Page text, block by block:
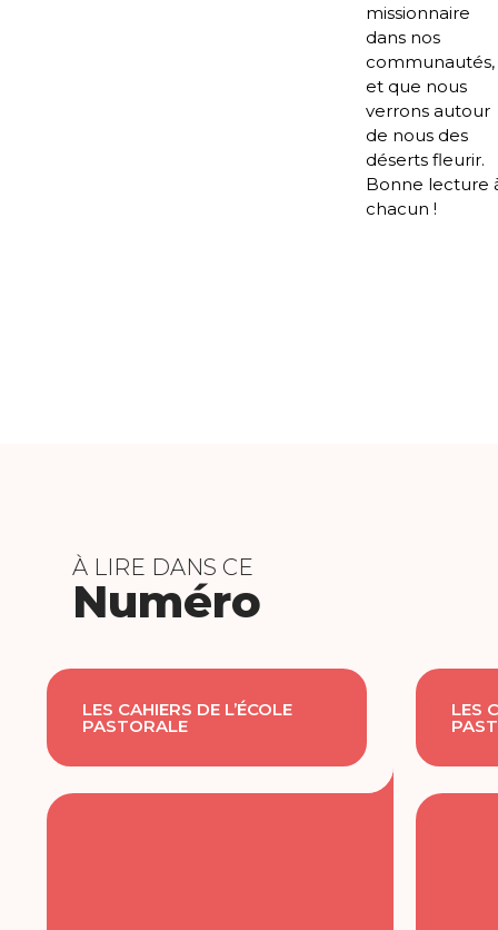
missionnaire
dans nos
communautés,
et que nous
verrons autour
de nous des
déserts fleurir.
Bonne lecture
chacun !
À LIRE DANS CE
Numéro
LES CAHIERS DE L’ÉCOLE
PASTORALE
LES